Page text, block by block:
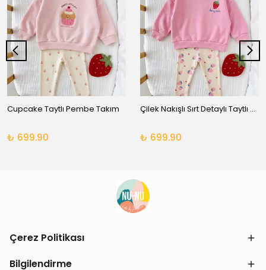
Cupcake Taytlı Pembe Takım
₺ 699.90
Çilek Nakışlı Sırt Detaylı Taytlı Takım
₺ 699.90
Çerez Politikası
Bilgilendirme